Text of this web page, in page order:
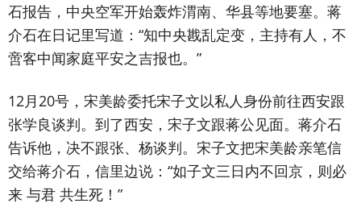
石报告，中央空军开始轰炸渭南、华县等地要塞。蒋
介石在日记里写道：“知中央戡乱定变，主持有人，不
啻客中闻家庭平安之吉报也。”
12月20号，宋美龄委托宋子文以私人身份前往西安跟
张学良谈判。到了西安，宋子文跟蒋公见面。蒋介石
告诉他，决不跟张、杨谈判。宋子文把宋美龄亲笔信
交给蒋介石，信里边说：“如子文三日内不回京，则必
来 与君 共生死！”